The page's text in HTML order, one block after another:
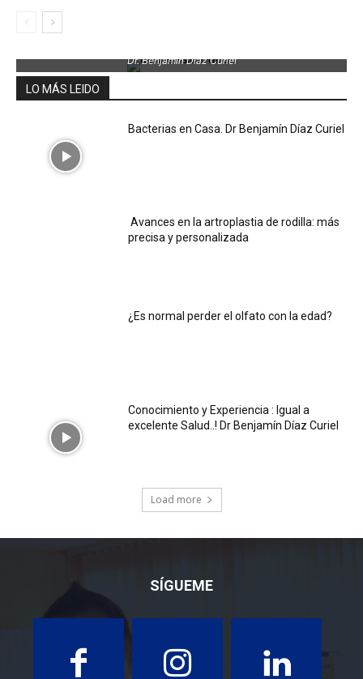
Dr. Benjamin Díaz Curiel
LO MÁS LEIDO
Bacterias en Casa. Dr Benjamín Díaz Curiel
Avances en la artroplastia de rodilla: más
precisa y personalizada
¿Es normal perder el olfato con la edad?
Conocimiento y Experiencia : Igual a
excelente Salud..! Dr Benjamín Díaz Curiel
Load more
SÍGUEME